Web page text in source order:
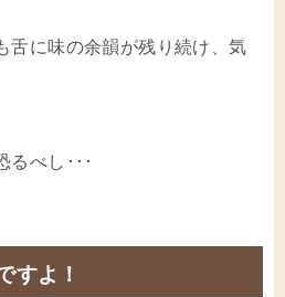
舌に味の余韻が残り続け、気
るべし･･･
すよ！